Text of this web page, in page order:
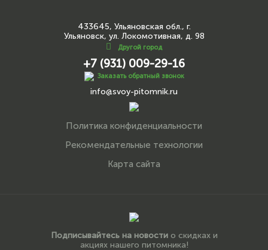
433645, Ульяновская обл., г.
Ульяновск, ул. Локомотивная, д. 98
Другой город
+7 (931) 009-29-16
Заказать обратный звонок
info@svoy-pitomnik.ru
Политика конфиденциальности
Рекомендательные технологии
Карта сайта
Подписывайтесь на новостио скидках и
акциях нашего питомника!